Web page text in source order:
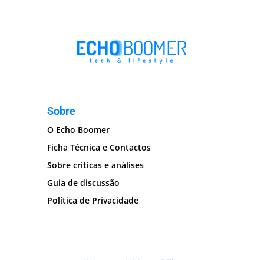
Sobre
O Echo Boomer
Ficha Técnica e Contactos
Sobre críticas e análises
Guia de discussão
Política de Privacidade